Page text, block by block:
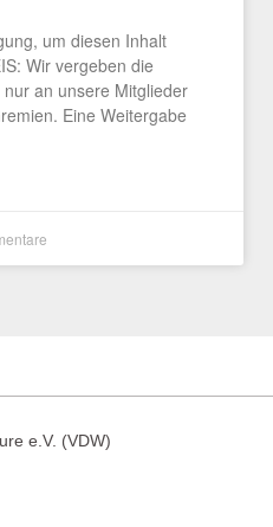
um diesen Inhalt
Wir vergeben die
an unsere Mitglieder
Eine Weitergabe
e.V. (VDW)